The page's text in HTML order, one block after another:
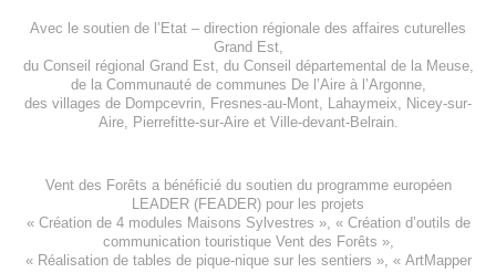
Avec le soutien de l’ Etat – direction régionale des affaires cuturelles
Grand Est,
du Conseil régional Grand Est, du Conseil départemental de la Meuse,
de la Communauté de communes De l’Aire à l’Argonne,
des villages de Dompcevrin, Fresnes-au-Mont, Lahaymeix, Nicey-sur-
Aire, Pierrefitte-sur-Aireet Ville-devant-Belrain.
Vent des Forêts a bénéficié du soutien du programme européen
LEADER (FEADER) pour les projets
« Création de 4 modules Maisons Sylvestres », « Création d’outils de
communication touristique Vent des Forêts »,
« Réalisation de tables de pique-nique sur les sentiers », « ArtMapper